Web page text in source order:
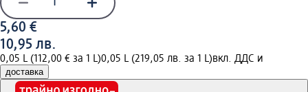
5,60 €
10,95 лв.
0,05 L (112,00 € за 1 L)0,05 L (219,05 лв. за 1 L)вкл. ДДС и
доставка